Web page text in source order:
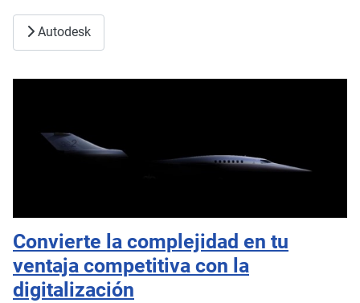
Autodesk
Convierte la complejidad en tu
ventaja competitiva con la
digitalización